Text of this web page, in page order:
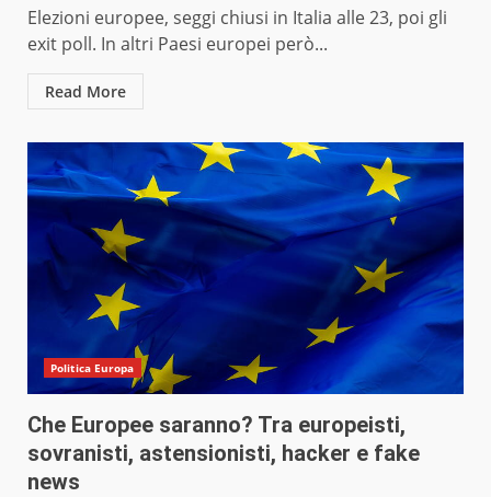
Elezioni europee, seggi chiusi in Italia alle 23, poi gli
exit poll. In altri Paesi europei però...
Read More
Politica Europa
Che Europee saranno? Tra europeisti,
sovranisti, astensionisti, hacker e fake
news